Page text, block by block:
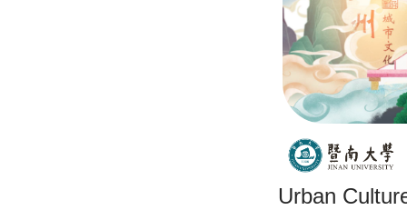
Urban